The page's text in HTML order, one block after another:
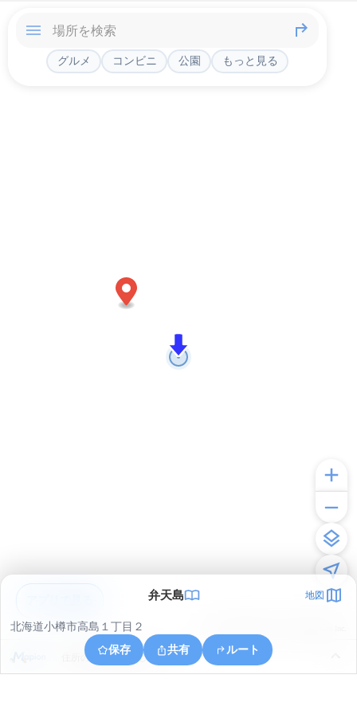
グルメ コンビニ 公園 もっと見る
弁天島 地図
北海道小樽市高島１丁目２
保存
共有 ルート
住所の取得に失敗しました